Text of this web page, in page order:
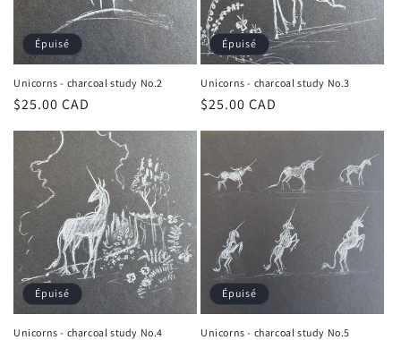
Épuisé
Unicorns - charcoal study No.2
Prix
$25.00 CAD
Épuisé
Unicorns - charcoal study No.3
Prix
$25.00 CAD
Épuisé
Unicorns - charcoal study No.4
Épuisé
Unicorns - charcoal study No.5